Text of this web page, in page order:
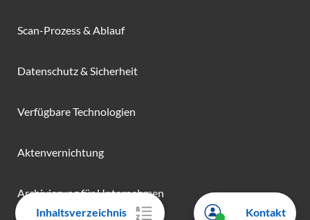
Inhaltsverzeichnis
Scan-Prozess & Ablauf
Datenschutz & Sicherheit
Verfügbare Technologien
Aktenvernichtung
Archivierung für Unternehmen
Kontakt